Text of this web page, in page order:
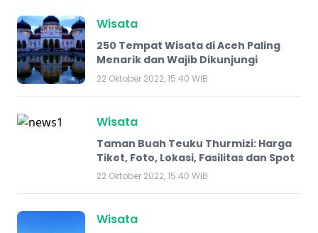
Wisata
250 Tempat Wisata di Aceh Paling
Menarik dan Wajib Dikunjungi
22 Oktober 2022, 15:40 WIB
Wisata
Taman Buah Teuku Thurmizi: Harga
Tiket, Foto, Lokasi, Fasilitas dan Spot
22 Oktober 2022, 15:40 WIB
Wisata